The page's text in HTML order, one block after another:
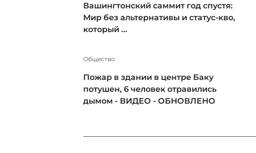
Вашингтонский саммит год спустя:
Мир без альтернативы и статус-кво,
который ...
Общество
Пожар в здании в центре Баку
потушен, 6 человек отравились
дымом - ВИДЕО - ОБНОВЛЕНО